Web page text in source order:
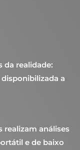
da realidade:
a
realizam análises
e de baixo